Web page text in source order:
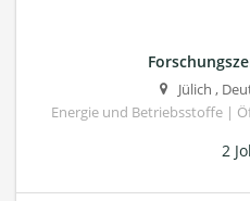
Jülich ,
Energie und Betriebsstoffe |
2